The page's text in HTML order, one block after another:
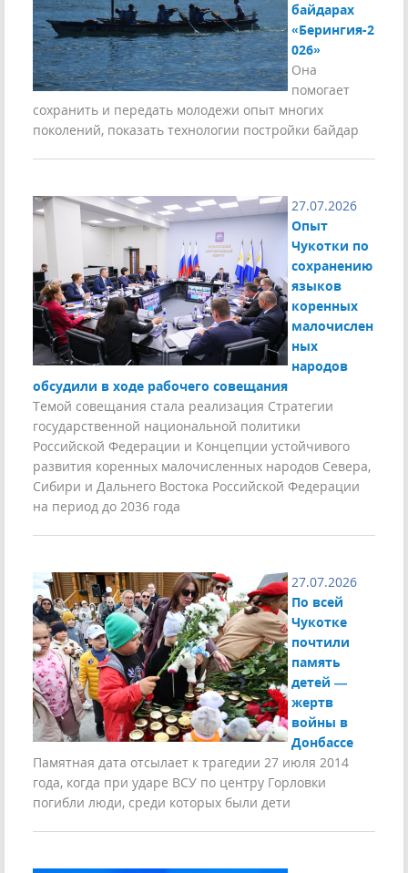
байдарах
«Берингия-2
026»
Она
помогает
сохранить и передать молодежи опыт многих
поколений, показать технологии постройки байдар
27.07.2026
Опыт
Чукотки по
сохранению
языков
коренных
малочислен
ных
народов
обсудили в ходе рабочего совещания
Темой совещания стала реализация Стратегии
государственной национальной политики
Российской Федерации и Концепции устойчивого
развития коренных малочисленных народов Севера,
Сибири и Дальнего Востока Российской Федерации
на период до 2036 года
27.07.2026
По всей
Чукотке
почтили
память
детей —
жертв
войны в
Донбассе
Памятная дата отсылает к трагедии 27 июля 2014
года, когда при ударе ВСУ по центру Горловки
погибли люди, среди которых были дети